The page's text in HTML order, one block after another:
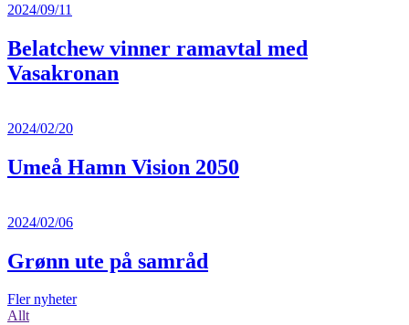
2024/09/11
Belatchew vinner ramavtal med
Vasakronan
2024/02/20
Umeå Hamn Vision 2050
2024/02/06
Grønn ute på samråd
Fler nyheter
Allt